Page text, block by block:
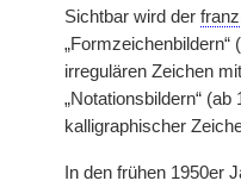
Sichtbar wird der
„Formzeichenbildern“
irregulären Zeichen
„Notationsbildern“
kalligraphischer
In den frühen 1950er